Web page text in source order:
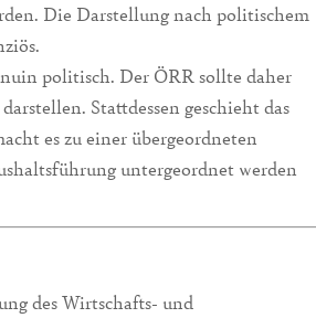
Die Darstellung nach politischem
politisch. Der ÖRR sollte daher
Stattdessen geschieht das
es zu einer übergeordneten
untergeordnet werden
des Wirtschafts- und